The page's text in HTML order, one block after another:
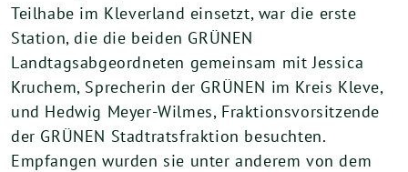
Teilhabe im Kleverland einsetzt, war die erste
Station, die die beiden GRÜNEN
Landtagsabgeordneten gemeinsam mit Jessica
Kruchem, Sprecherin der GRÜNEN im Kreis Kleve,
und Hedwig Meyer-Wilmes, Fraktionsvorsitzende
der GRÜNEN Stadtratsfraktion besuchten.
Empfangen wurden sie unter anderem von dem